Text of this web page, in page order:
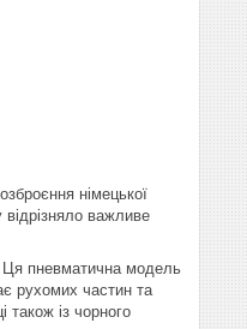
німецької
важливе
Ця пневматична модель
рухомих частин та
також із чорного